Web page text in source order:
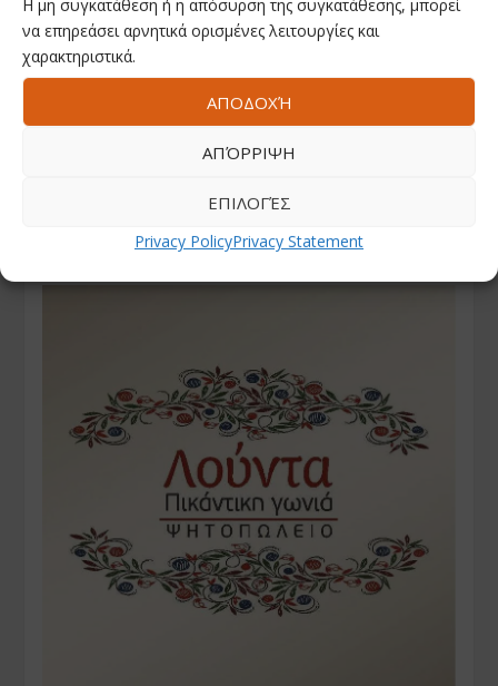
Η μη συγκατάθεση ή η απόσυρση της συγκατάθεσης, μπορεί
να επηρεάσει αρνητικά ορισμένες λειτουργίες και
χαρακτηριστικά.
ΑΠΟΔΟΧΉ
ΑΠΌΡΡΙΨΗ
ΕΠΙΛΟΓΈΣ
Privacy PolicyPrivacy Statement